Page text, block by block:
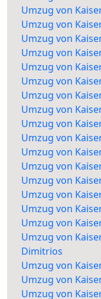
Umzug von
Umzug von
Umzug von
Umzug von
Umzug von
Umzug von
Umzug von
Umzug von
Umzug von
Umzug von
Umzug von
Umzug von
Umzug von
Umzug von
Umzug von
Umzug von
Umzug von
Dimitrios
Umzug von
Umzug von
Umzug von